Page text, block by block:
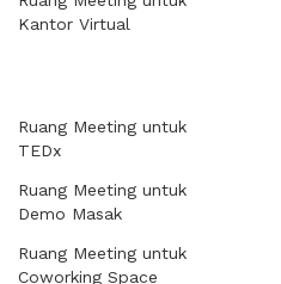
Kantor Virtual
Ruang Meeting untuk
TEDx
Ruang Meeting untuk
Demo Masak
Ruang Meeting untuk
Coworking Space